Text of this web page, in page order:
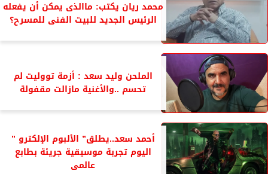
محمد ريان يكتب: ماالذى يمكن أن يفعله
الرئيس الجديد للبيت الفنى للمسرح؟
الملحن وليد سعد : أزمة تووليت لم
تحسم ..والأغنية مازالت مقفولة
أحمد سعد..يطلق” الألبوم الإلكترو ”
اليوم تجربة موسيقية جريئة بطابع
عالمى